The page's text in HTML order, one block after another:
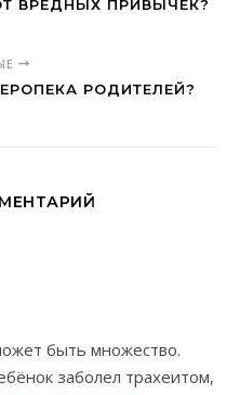
ВРЕДНЫХ ПРИВЫЧЕК?
РОДИТЕЛЕЙ?
быть множество.
заболел трахеитом,